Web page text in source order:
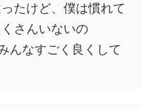
たけど、僕は慣れて
さんいないの
んなすごく良くして